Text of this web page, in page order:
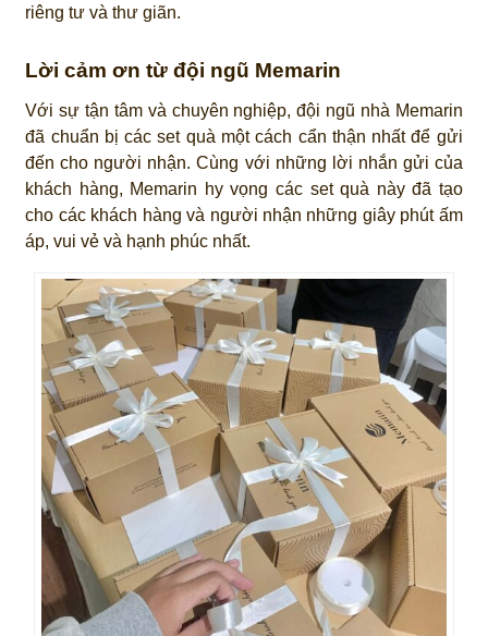
riêng tư và thư giãn.
Lời cảm ơn từ đội ngũ Memarin
Với sự tận tâm và chuyên nghiệp, đội ngũ nhà Memarin
đã chuẩn bị các set quà một cách cẩn thận nhất để gửi
đến cho người nhận. Cùng với những lời nhắn gửi của
khách hàng, Memarin hy vọng các set quà này đã tạo
cho các khách hàng và người nhận những giây phút ấm
áp, vui vẻ và hạnh phúc nhất.